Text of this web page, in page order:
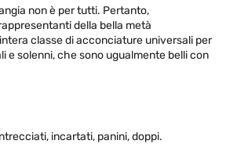
non è per tutti. Pertanto,
della bella metà
classe di acconciature universali per
e solenni, che sono ugualmente belli con
incartati, panini, doppi.